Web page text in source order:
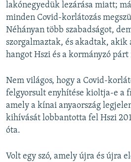
lakónegyedük lezárása miatt;
minden Covid-korlátozás
Néhányan több szabadságot,
szorgalmaztak, és akadtak,
hangot Hszi és a kormányzó
Nem világos, hogy a Covid-
felgyorsult enyhítése kioltja-e a
amely a kínai anyaország
kihívását lobbantotta fel Hszi
óta.
Volt egy szó, amely újra és újra